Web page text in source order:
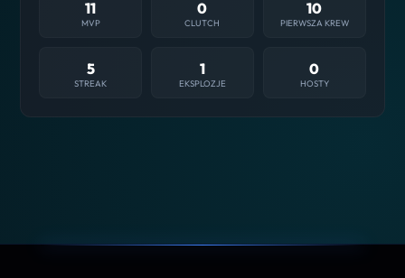
11
MVP
0
CLUTCH
10
PIERWSZA KREW
5
STREAK
1
EKSPLOZJE
0
HOSTY